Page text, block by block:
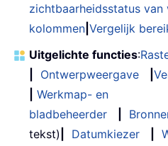
zichtbaarheidsstatus van
kolommen Vergelijk
Uitgelichte functies:
Ontwerpweergave
Werkmap- en
bladbeheerder
tekst)
Datumkiezer